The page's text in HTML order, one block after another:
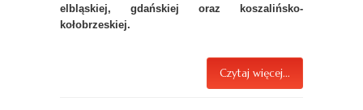
elbląskiej, gdańskiej oraz koszalińsko-
kołobrzeskiej.
Czytaj więcej...